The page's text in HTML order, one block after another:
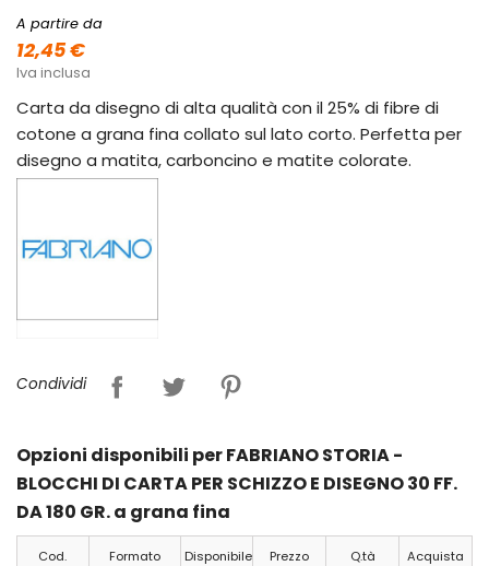
A partire da
12,45 €
Iva inclusa
Carta da disegno di alta qualità con il 25% di fibre di
cotone a grana fina collato sul lato corto. Perfetta per
disegno a matita, carboncino e matite colorate.
Condividi
Opzioni disponibili per FABRIANO STORIA -
BLOCCHI DI CARTA PER SCHIZZO E DISEGNO 30 FF.
DA 180 GR. a grana fina
Cod. Formato Disponibile Prezzo Q.tà Acquista